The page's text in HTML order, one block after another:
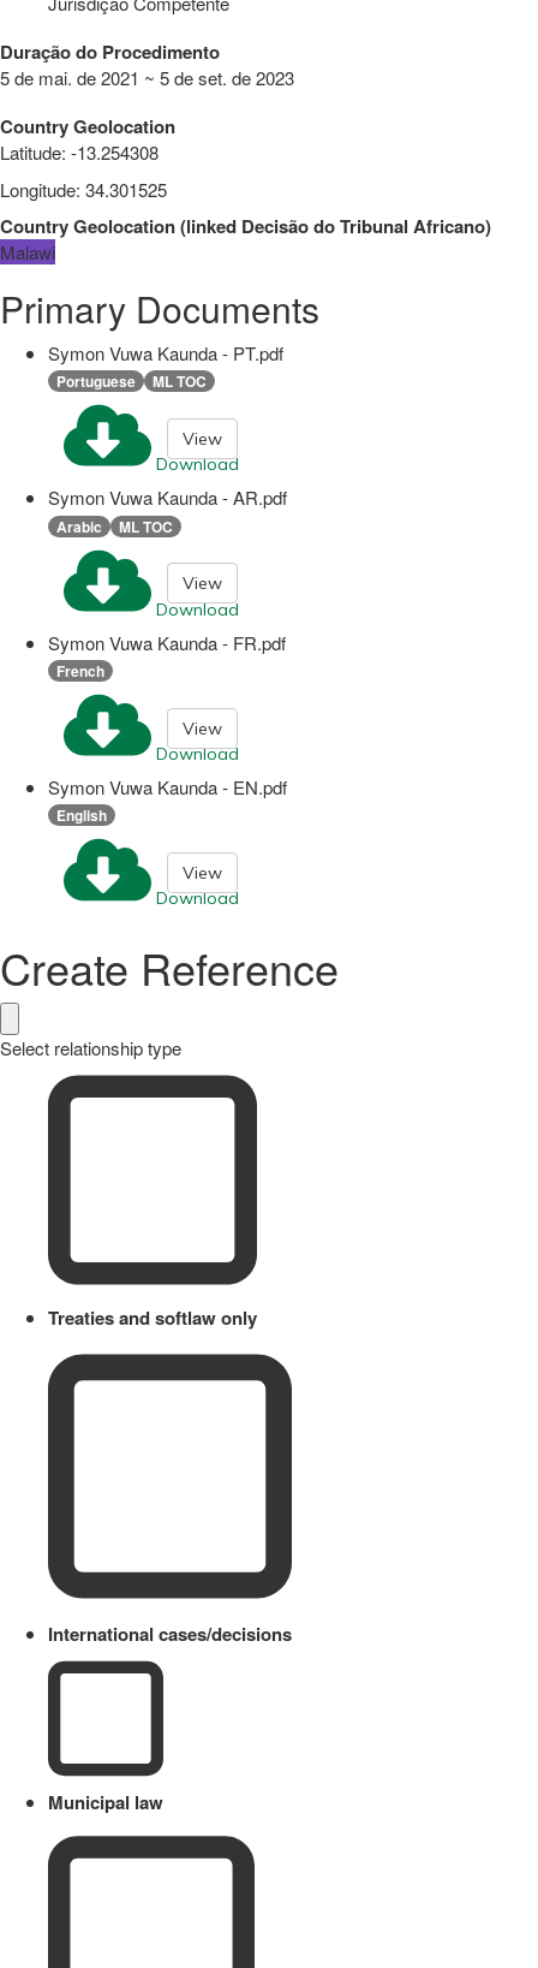
Duração do Procedimento
5 de mai. de 2021 ~ 5 de set. de 2023
Country Geolocation
Latitude: -13.254308
Longitude: 34.301525
Country Geolocation(linked Decisão do Tribunal Africano)
Malawi
Primary Documents
Symon Vuwa Kaunda - PT.pdf
Portuguese ML TOC
Download
View
Symon Vuwa Kaunda - AR.pdf
Arabic ML TOC
Download
View
Symon Vuwa Kaunda - FR.pdf
French
Download
View
Symon Vuwa Kaunda - EN.pdf
English
Download
View
Create Reference
Select relationship type
Treaties and softlaw only
International cases/decisions
Municipal law